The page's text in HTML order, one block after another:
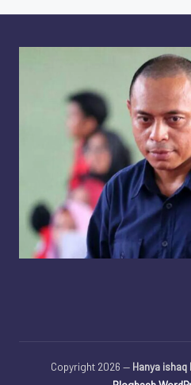
Copyright 2026 — Hanya ishaq